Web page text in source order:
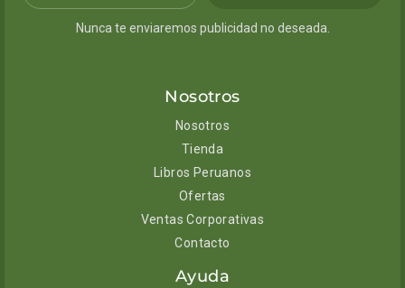
Nunca te enviaremos publicidad no deseada.
Nosotros
Nosotros
Tienda
Libros Peruanos
Ofertas
Ventas Corporativas
Contacto
Ayuda